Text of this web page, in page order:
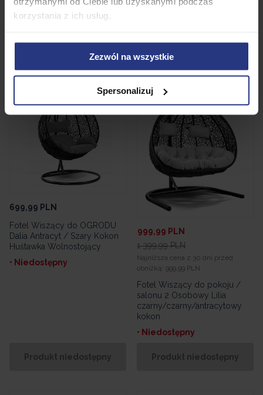
korzystania z ich usług.
Zezwól na wszystkie
Spersonalizuj
• Dostępny • Niedostępny
699,99 PLN
Fotel Wiszący do OGRODU
Dalia Antracyt / Szary Kokon
Huśtawka Wolnostojący
• Niedostępny
Produkt niedostępny
Promocja
999,99 PLN
1 399,99 PLN
Najniższa cena z 30 dni przed
obniżką: 999,99 PLN
Fotel Wiszący do pokoju /
salonu 2 Osobowy Lilia
czarny/czarny/antracytowy
kokon
• Niedostępny
Produkt niedostępny